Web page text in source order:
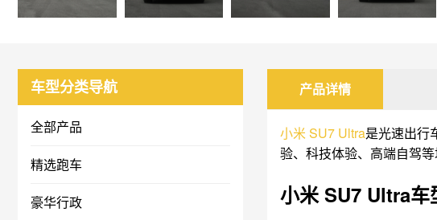
车型分类导航
全部产品
精选跑车
豪华行政
产品详情
小米SU7 Ultra是光速出行
验、科技体验、高端自驾
小米 SU7 Ultra车